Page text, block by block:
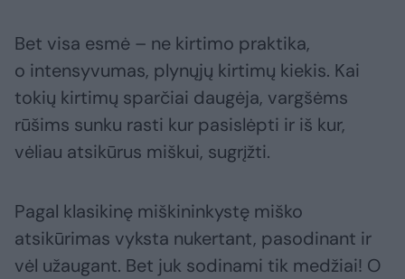
Bet visa esmė – ne kirtimo praktika,
o intensyvumas, plynųjų kirtimų kiekis. Kai
tokių kirtimų sparčiai daugėja, vargšėms
rūšims sunku rasti kur pasislėpti ir iš kur,
vėliau atsikūrus miškui, sugrįžti.
Pagal klasikinę miškininkystę miško
atsikūrimas vyksta nukertant, pasodinant ir
vėl užaugant. Bet juk sodinami tik medžiai! O